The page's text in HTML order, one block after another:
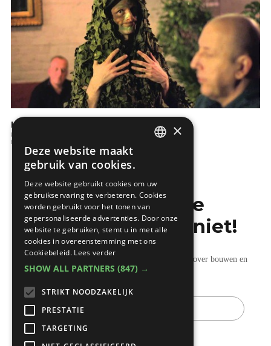
KBC: Wat is een hypothecaire lening?
Kopen en verkopen
Financiele aspecten
Mis de laatste
bouwnieuwtjes niet!
Ontvang onze wekelijkse updates vol nuttige tips over bouwen en
verbouwen.
E-
mail
×
Deze website maakt
gebruik van cookies.
Deze website gebruikt cookies om uw
gebruikservaring te verbeteren. Cookies
worden gebruikt voor het tonen van
gepersonaliseerde advertenties. Door onze
website te gebruiken, stemt u in met alle
cookies in overeenstemming met ons
Cookiebeleid. Lees verder
SHOW ALL PARTNERS (847) →
STRIKT NOODZAKELIJK
PRESTATIE
TARGETING